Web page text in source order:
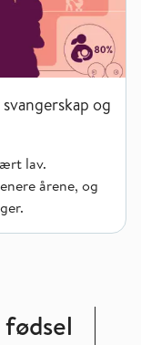
og
lav.
årene, og